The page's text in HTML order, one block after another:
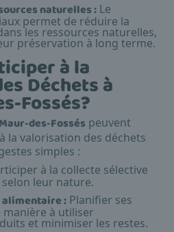
naturelles : Le
permet de réduire la
les ressources naturelles,
préservation à long terme.
à la
Déchets à
Fossés?
des-Fossés peuvent
la valorisation des déchets
simples :
à la collecte sélective
leur nature.
: Planifier ses
à utiliser
et minimiser les restes.